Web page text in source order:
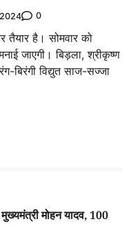
0
तैयार है। सोमवार को
जाएगी। बिड़ला, श्रीकृष्ण
बिरंगी विद्युत साज-सज्जा
मोहन यादव, 100